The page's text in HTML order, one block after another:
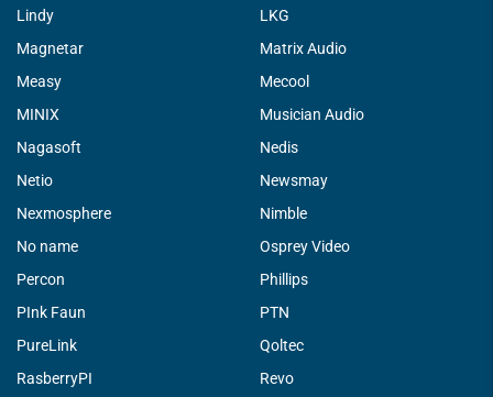
Lindy
LKG
Magnetar
Matrix Audio
Measy
Mecool
MINIX
Musician Audio
Nagasoft
Nedis
Netio
Newsmay
Nexmosphere
Nimble
No name
Osprey Video
Percon
Phillips
PInk Faun
PTN
PureLink
Qoltec
RasberryPI
Revo